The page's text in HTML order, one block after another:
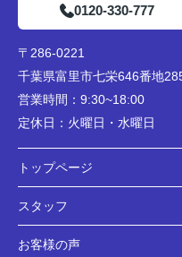
0120-330-777
〒286-0221
千葉県富里市七栄646番地
営業時間： 9:30~18:00
定休日： 火曜日・水曜日
トップページ
スタッフ
お客様の声